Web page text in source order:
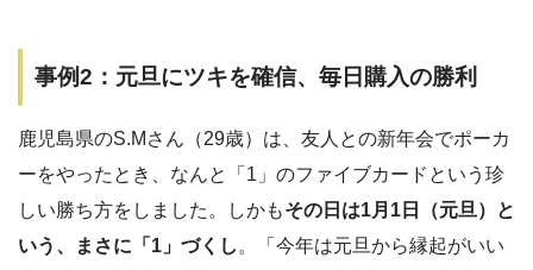
事例2：元旦にツキを確信、毎日購入の勝利
鹿児島県のS.Mさん（29歳）は、友人との新年会でポーカ
ーをやったとき、なんと「1」のファイブカードという珍
しい勝ち方をしました。しかもその日は1月1日（元旦）と
いう、まさに「1」づくし 。「今年は元旦から縁起がいい